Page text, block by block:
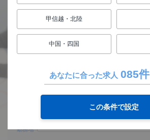
仕事も人生も楽しもう
FUN! JOB!
関東
勤務地
選択してください
甲信越・北陸
中国・四国
あなたに合った求人 085件
この条件で設定